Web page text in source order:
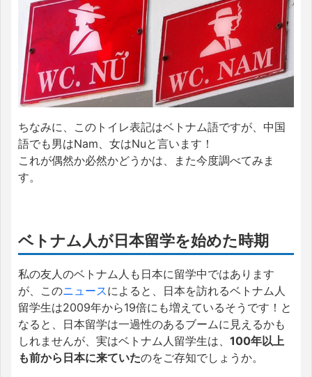
ちなみに、このトイレ表記はベトナム語ですが、中国
語でも男はNam、女はNuと言います！
これが偶然か必然かどうかは、また今度調べてみま
す。
ベトナム人が日本留学を始めた時期
私の友人のベトナム人も日本に留学中ではあります
が、このニュースによると、日本を訪れるベトナム人
留学生は2009年から19倍にも増えているそうです！と
なると、日本留学は一過性のあるブームに見えるかも
しれませんが、実はベトナム人留学生は、 100年以上
も前から日本に来ていたのをご存知でしょうか。